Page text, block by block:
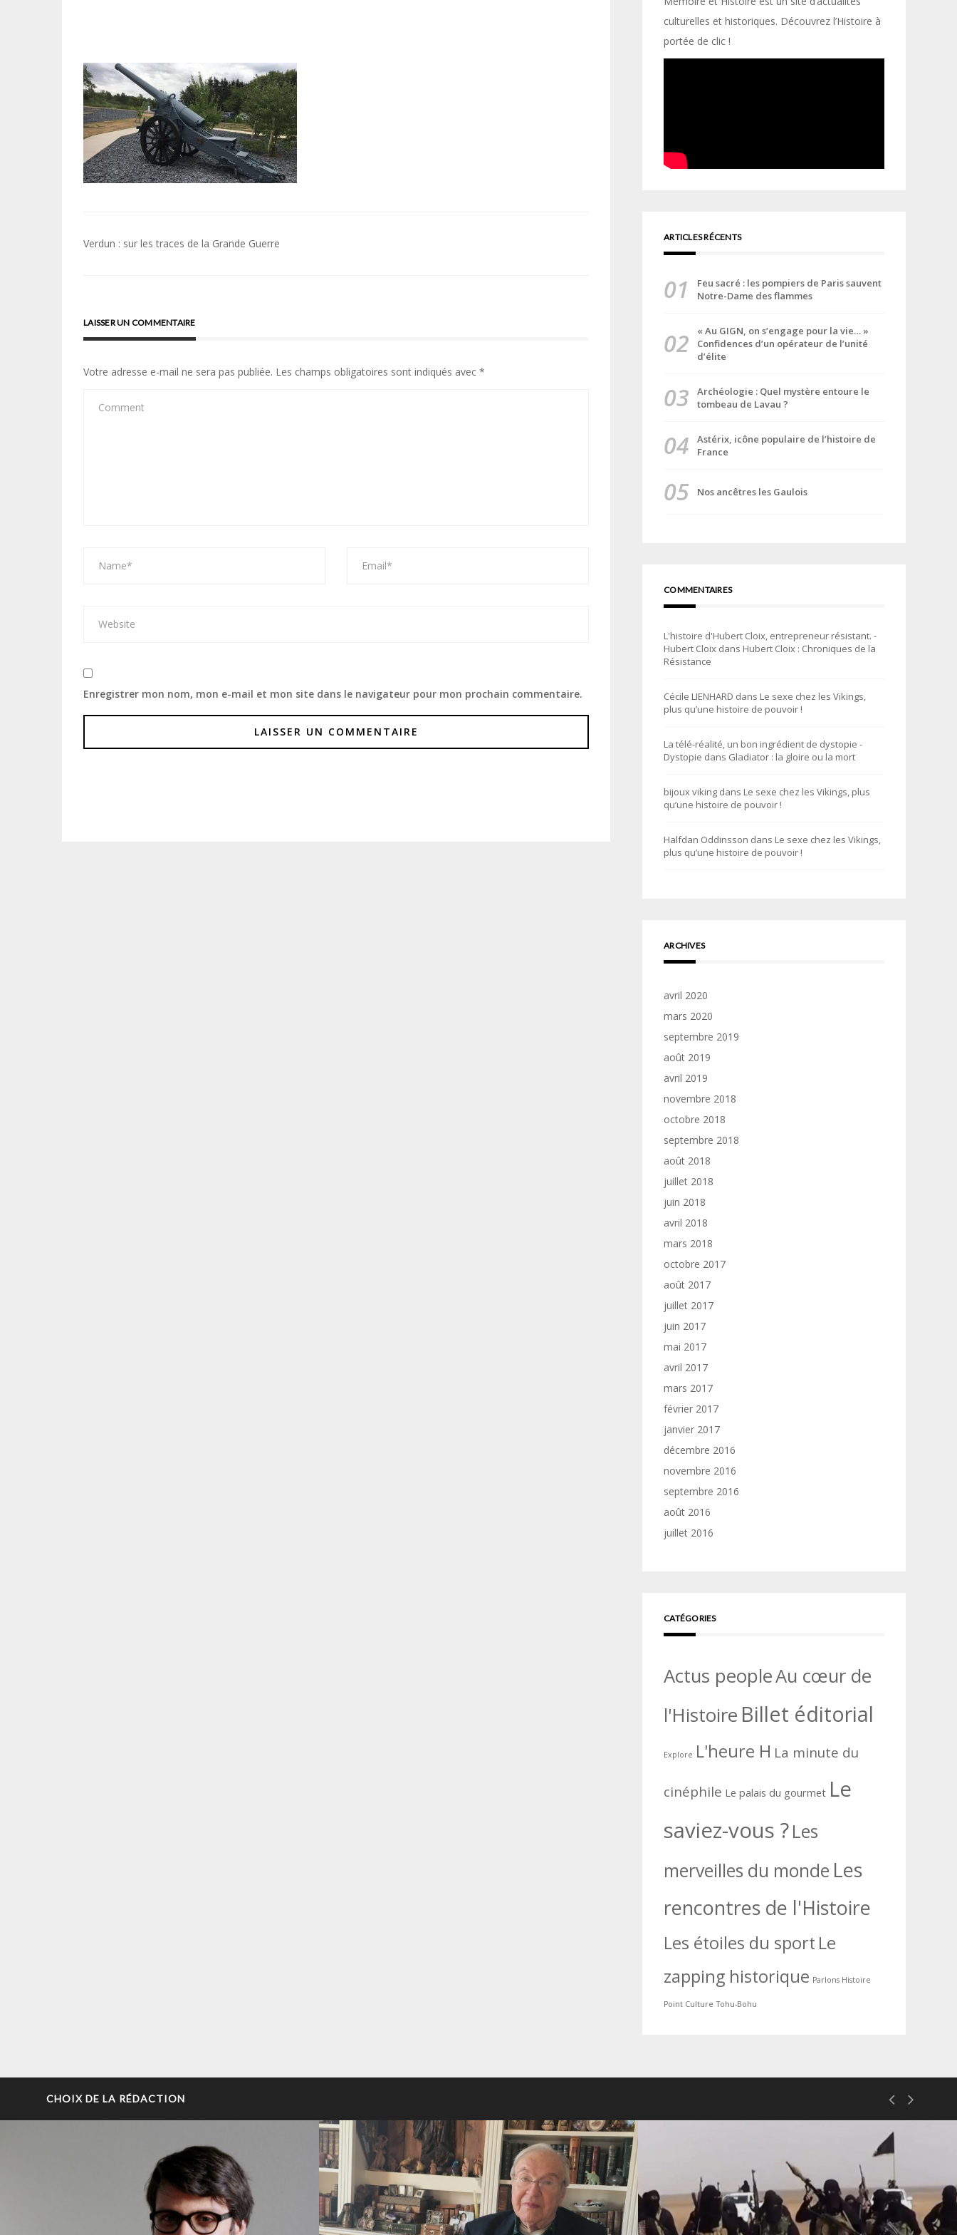
Navigation
Verdun : sur les traces de la Grande Guerre
LAISSER UN COMMENTAIRE
Votre adresse e-mail ne sera pas publiée. Les champs obligatoires sont indiqués avec *
Enregistrer mon nom, mon e-mail et mon site dans le navigateur pour mon prochain commentaire.
culturelles et historiques. Découvrez l’Histoire à
portée de clic !
ARTICLES RÉCENTS
Feu sacré : les pompiers de Paris sauvent
Notre-Dame des flammes
« Au GIGN, on s’engage pour la vie… »
Confidences d’un opérateur de l’unité
d’élite
Archéologie : Quel mystère entoure le
tombeau de Lavau ?
Astérix, icône populaire de l’histoire de
France
Nos ancêtres les Gaulois
COMMENTAIRES
L'histoire d'Hubert Cloix, entrepreneur résistant. -
Hubert Cloix dans Hubert Cloix : Chroniques de la
Résistance
Cécile LIENHARD dans Le sexe chez les Vikings,
plus qu’une histoire de pouvoir !
La télé-réalité, un bon ingrédient de dystopie -
Dystopie dans Gladiator : la gloire ou la mort
bijoux viking dans Le sexe chez les Vikings, plus
qu’une histoire de pouvoir !
Halfdan Oddinsson dans Le sexe chez les Vikings,
plus qu’une histoire de pouvoir !
ARCHIVES
avril 2020
mars 2020
septembre 2019
août 2019
avril 2019
novembre 2018
octobre 2018
septembre 2018
août 2018
juillet 2018
juin 2018
avril 2018
mars 2018
octobre 2017
août 2017
juillet 2017
juin 2017
mai 2017
avril 2017
mars 2017
février 2017
janvier 2017
décembre 2016
novembre 2016
septembre 2016
août 2016
juillet 2016
CATÉGORIES
Actus peopleAu cœur de
l'Histoire Billet éditorial
Explore L'heure H La minute du
cinéphile Le palais du gourmet Le
saviez-vous ?Les
merveilles du monde Les
rencontres de l'Histoire
Les étoiles du sport Le
zapping historique Parlons Histoire
Point Culture Tohu-Bohu
CHOIX DE LA RÉDACTION